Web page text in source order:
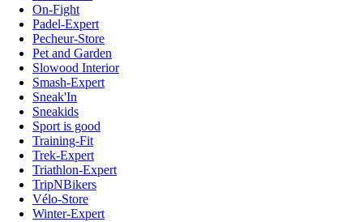
On-Fight
Padel-Expert
Pecheur-Store
Pet and Garden
Slowood Interior
Smash-Expert
Sneak'In
Sneakids
Sport is good
Training-Fit
Trek-Expert
Triathlon-Expert
TripNBikers
Vélo-Store
Winter-Expert